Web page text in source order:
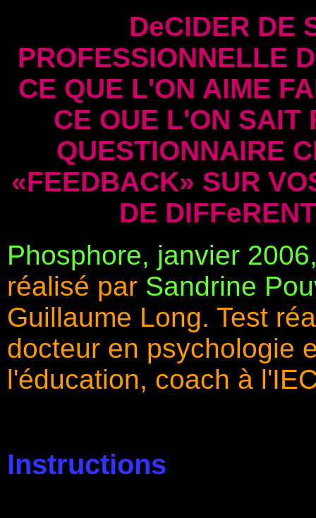
DeCIDER DE
PROFESSIONNELLE
CE QUE L'ON AIME
CE OUE L'ON SAIT
QUESTIONNAIRE
«FEEDBACK» SUR
DE
Phosphore, janvier
réalisé par Sandrine
Guillaume Long. Test
docteur en psychologie
l'éducation, coach à
Instructions